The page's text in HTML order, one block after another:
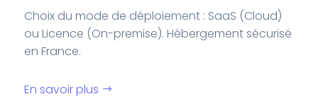
Choix du mode de déploiement : SaaS (Cloud)
ou Licence (On-premise). Hébergement sécurisé
en France.
En savoir plus